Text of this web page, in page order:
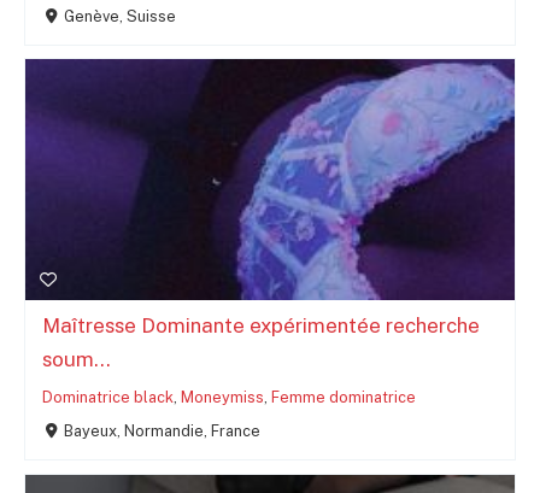
Genève, Suisse
Maîtresse Dominante expérimentée recherche
soum...
Dominatrice black, Moneymiss, Femme dominatrice
Bayeux, Normandie, France